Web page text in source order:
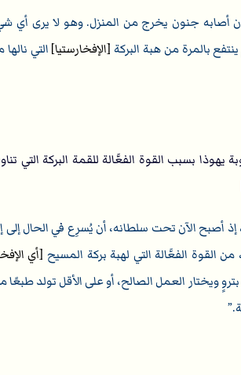
أصابه جنون يخرج من المنزل. وهو لا يرى أي
بالمرة من هبة البركة [الإفخارستيا] التي
بسبب القوة الفعَّالة للقمة البركة التي
إذ أصبح الآن تحت سلطانه، أن يُسرِع في الحال إلى
من القوة الفعَّالة التي لهبة بركة المسيح [أي
ويختار العمل الصالح، أو على الأقل تولد طبعًا